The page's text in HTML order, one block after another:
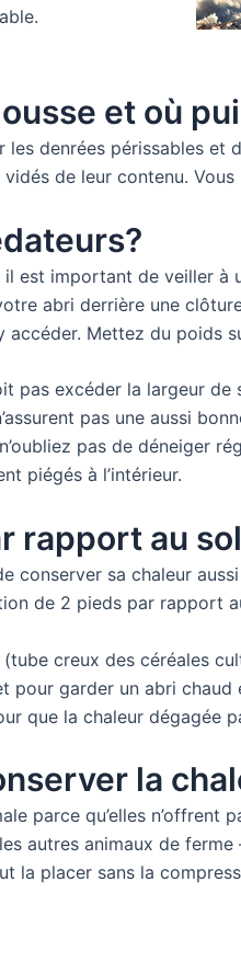
et où
denrées périssables et
de leur contenu.
est important de veiller à
abri derrière une
Mettez du poids
excéder la largeur de
pas une aussi
pas de déneiger
piégés à l’intérieur.
rapport au
sa chaleur
de 2 pieds par rapport
creux des céréales
garder un abri
que la chaleur dégagée
la
qu’elles n’offrent
autres animaux de
la placer sans la